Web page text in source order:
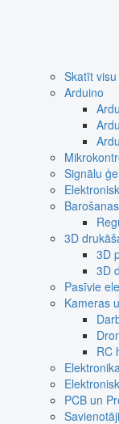
Skatīt
Arduino
Signālu
3D
3D
3D
Pasīvie
Kameras
RC
PCB un